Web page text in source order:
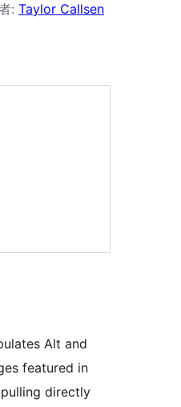
: Taylor Callsen
Alt and
featured in
directly